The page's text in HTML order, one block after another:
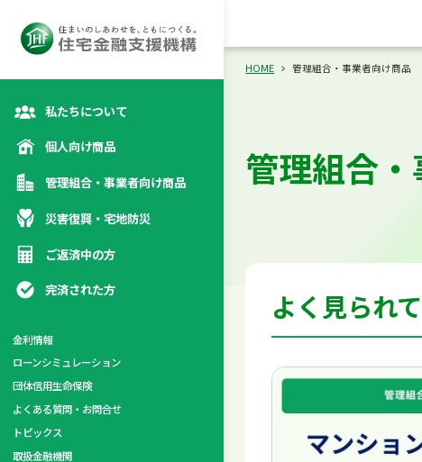
私たちについて
カテゴリトップ
個人向け商品
カテゴリトップ
管理組合・事業者向け商品
商品 カテゴリトップ
災害復興・宅地防災
カテゴリトップ
ご返済中の方
完済された方
金利情報
ローンシミュレーション
団体信用生命保険
よくある質問・お問合せ
トピックス
取扱金融機関
HOME 管理組合・事業者向け商品
管理組合
よく見られ